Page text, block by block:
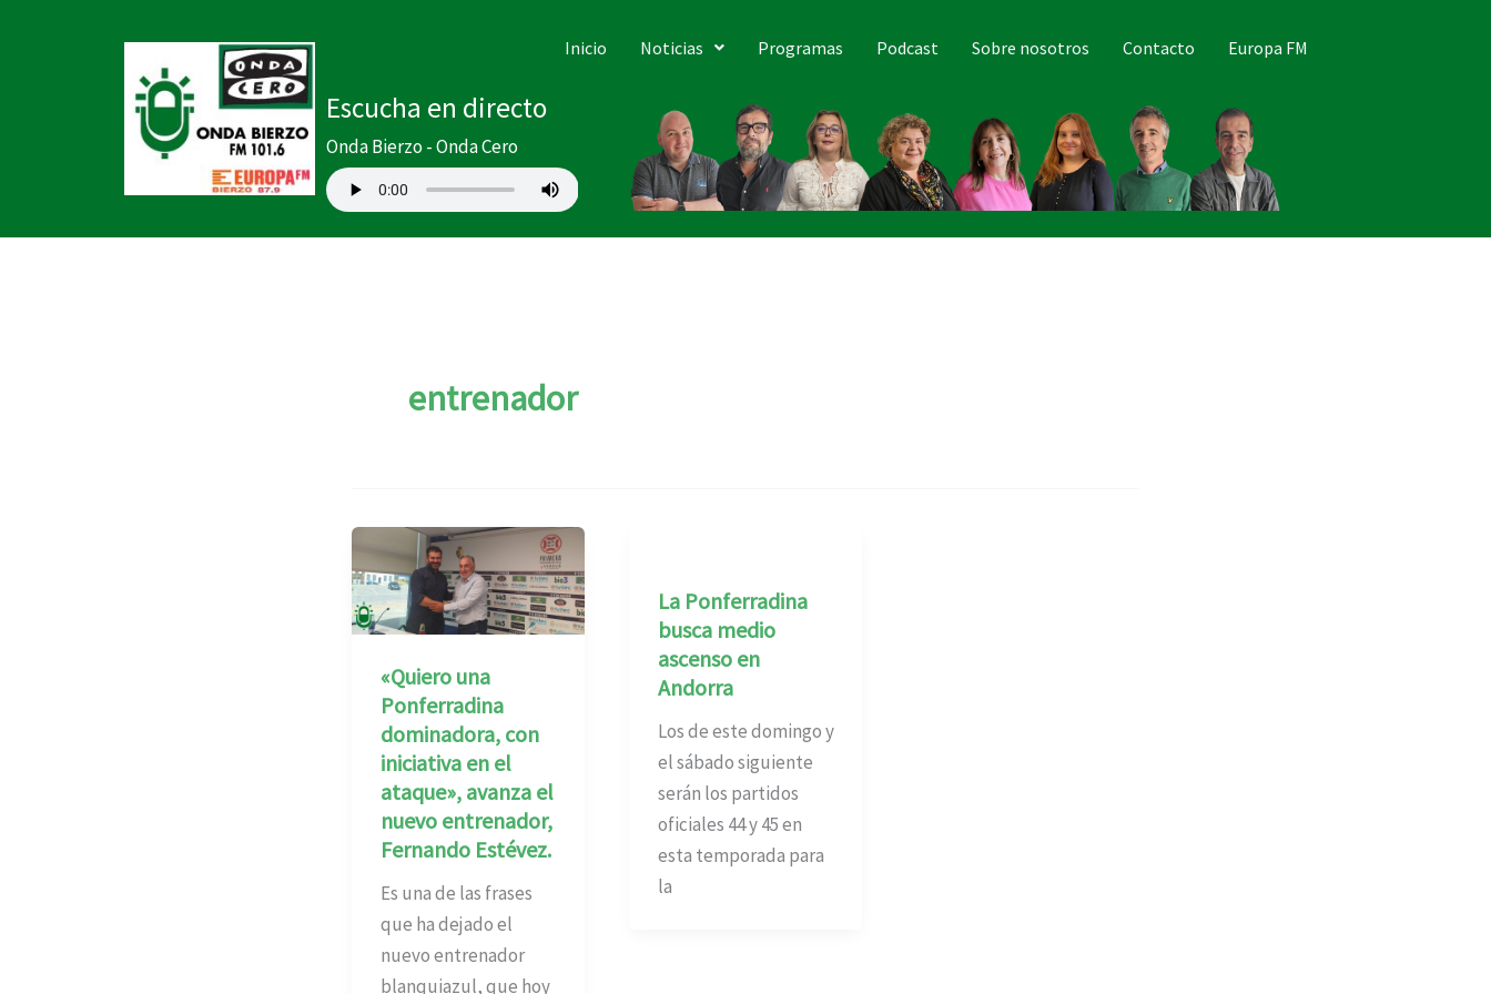
Inicio Noticias Programas Podcast Sobre nosotros Contacto Europa FM
Escucha en directo
Onda Bierzo - Onda Cero
entrenador
«Quiero una
Ponferradina
dominadora, con
iniciativa en el
ataque», avanza el
nuevo entrenador,
Fernando Estévez.
Es una de las frases
que ha dejado el
nuevo entrenador
blanquiazul, que hoy
La Ponferradina
busca medio
ascenso en
Andorra
Los de este domingo y
el sábado siguiente
serán los partidos
oficiales 44 y 45 en
esta temporada para
la